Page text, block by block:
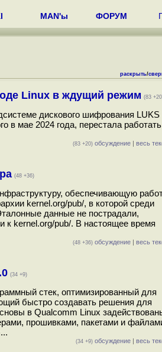
MAN'ы ФОРУМ
раскрыть/
Linux в ждущий режим (83
дискового шифрования LUKS
в мае 2024 года, перестала работать
(83 +20) обсуждение | весь
(48 +36)
обеспечивающую
kernel.org/pub/, в которой среди
данные не пострадали,
к kernel.org/pub/. В настоящее время
(48 +36) обсуждение | весь
(34 +9)
стек, оптимизированный для
быстро создавать решения для
в Qualcomm Linux
прошивками, пакетами и
(34 +9) обсуждение | весь